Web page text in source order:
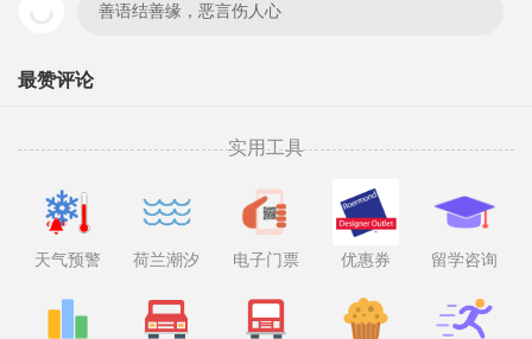
善语结善缘，恶言伤人心
最赞评论
实用工具
天气预警 荷兰潮汐 电子门票 优惠券 留学咨询